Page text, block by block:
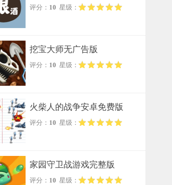
评分： 10 星级：
挖宝大师无广告版
评分： 10 星级：
火柴人的战争安卓免费版
评分： 10 星级：
家园守卫战游戏完整版
评分： 10 星级：